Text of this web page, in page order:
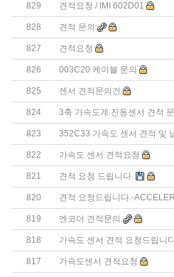
829 견적요청 / IMI 602D01
828 견적 문의
827 견적요청
826 003C20 케이블 문의
825 센서 견적문의건
824 3축 가속도계 진동센서 견적
823 352C33 가속도 센서 견적 및
822 가속도 센서 견적요청
821 견적 요청 드립니다.
820 견적 요청드립니다.-
819 엔코더 견적문의
818 가속도 센서 견적 요청드립니
817 가속도센서 견적요청